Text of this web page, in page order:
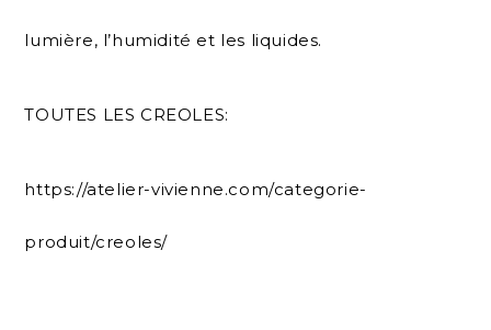
lumière, l’humidité et les liquides.
TOUTES LES CREOLES:
https://atelier-vivienne.com/categorie-
produit/creoles/